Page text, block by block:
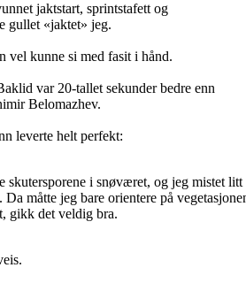
jaktstart, sprintstafett og
gullet «jaktet» jeg.
vel kunne si med fasit i hånd.
var 20-tallet sekunder bedre enn
Belomazhev.
leverte helt perfekt:
skutersporene i snøværet, og jeg mistet litt
måtte jeg bare orientere på
gikk det veldig bra.